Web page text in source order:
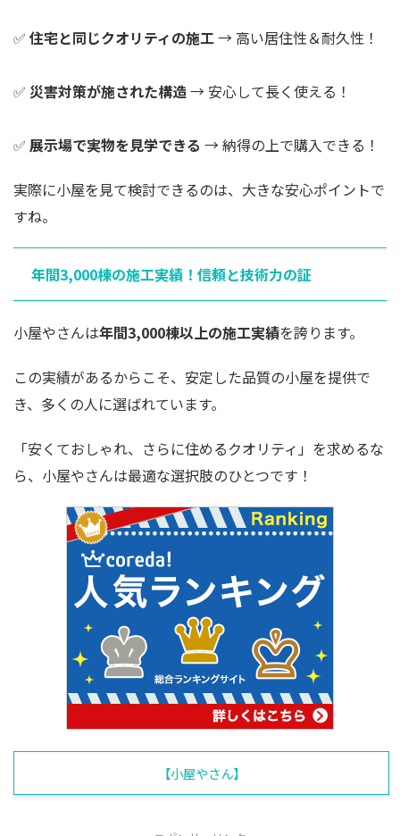
✅ 住宅と同じクオリティの施工→ 高い居住性＆耐久性！
✅ 災害対策が施された構造→ 安心して長く使える！
✅ 展示場で実物を見学できる → 納得の上で購入できる！
実際に小屋を見て検討できるのは、大きな安心ポイントで
すね。
年間3,000棟の施工実績！信頼と技術力の証
小屋やさんは年間3,000棟以上の施工実績を誇ります。
この実績があるからこそ、安定した品質の小屋を提供で
き、多くの人に選ばれています。
「安くておしゃれ、さらに住めるクオリティ」を求めるな
ら、小屋やさんは最適な選択肢のひとつです！
【小屋やさん】